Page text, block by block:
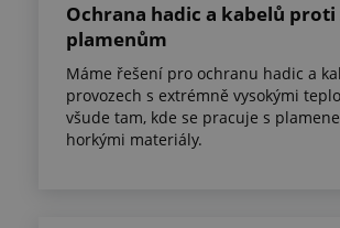
Ochrana hadic a kabelů proti
plamenům
Máme řešení pro ochranu hadic a
provozech s extrémně vysokými
všude tam, kde se pracuje s
horkými materiály.